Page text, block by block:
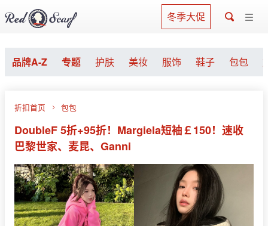
冬季大促
品牌A-Z 专题 护肤 美妆 服饰 鞋子 包包
折扣首页 包包
DoubleF 5折+95折！Margiela短袖￡150！速收
巴黎世家、麦昆、Ganni